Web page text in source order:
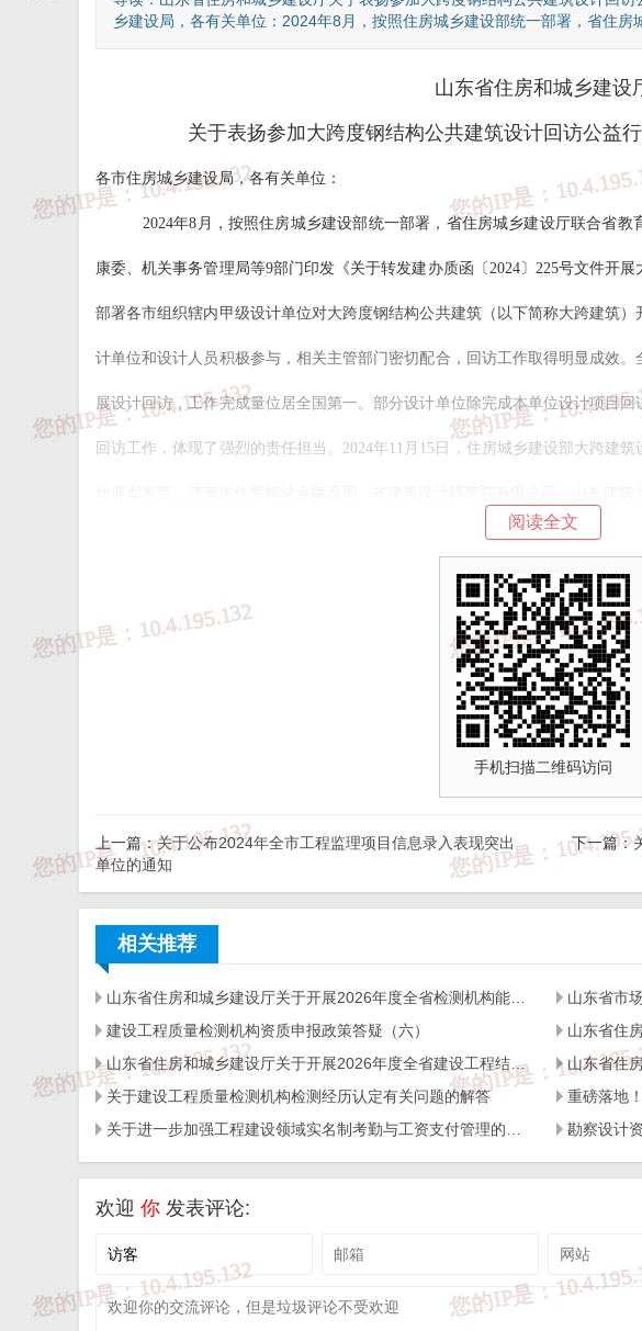
乡建设局，各有关单位：2024年8月，按照住房城乡建设部统一部署，省住房
山东省住房和城乡建设
关于表扬参加大跨度钢结构公共建筑设计回访公益
各市住房城乡建设局，各有关单位：
2024年8月，按照住房城乡建设部统一部署，省住房城乡建设厅联合省
康委、机关事务管理局等9部门印发《关于转发建办质函〔2024〕225号文件开
部署各市组织辖内甲级设计单位对大跨度钢结构公共建筑（以下简称大跨建筑
计单位和设计人员积极参与，相关主管部门密切配合，回访工作取得明显成效。
展设计回访，工作完成量位居全国第一。部分设计单位除完成本单位设计项目
回访工作，体现了强烈的责任担当。2024年11月15日，住房城乡建设部大跨建
为激励全省勘察设计单位和从业人员践行“设计为民”的宗旨，积极参与
益行动中表现突出的济南市住房和城乡建设局等8家主管部门、山东建筑大学设
人员，予以通报表扬。
希望受到表扬的集体和个人珍惜荣誉、再接再厉，接续奋斗、再创佳绩
关部门和有关单位做好隐患问题整改销号工作。全省勘察设计行业要以表现突
至上，发挥专业技术优势，勇于承担社会责任，为推动住建事业高质量发展贡献
附件：大跨建筑设计公益回访表现突出集体和个人名单.doc
来源： 山东省住建厅
免 责 告 知
一、本站发布的内容（包括原创及转载自互联网的文字，图片等资料）版权
于商业用途。如需作商业用途，请与原作者联系。如未经作者同意，用作商
担!作者有权利追究侵权者法律责任；
二、著作权人发现本站有侵害其合法权益的内容或作品，请及时联系我们给
阅读全文
手机扫描二维码访问
上一篇：关于公布2024年全市工程监理项目信息录入表现突出
单位的通知
下一篇：
相关推荐
建设工程质量检测机构资质申报政策答疑（六）
山东省住房和城乡建设厅关于开展2026年度全省建设工程结构质量评价工作的通知
关于建设工程质量检测机构检测经历认定有关问题的解答
勘察设计
欢迎 你 发表评论: